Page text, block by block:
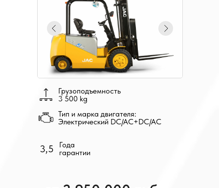
Грузоподъемность
3 500 kg
Года
гарантии
3,5
Тип и марка двигателя:
Электрический DC/AC+DC/AC